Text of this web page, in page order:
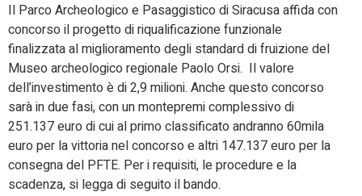
Il Parco Archeologico e Pasaggistico di Siracusa affida con
concorso il progetto di riqualificazione funzionale
finalizzata al miglioramento degli standard di fruizione del
Museo archeologico regionale Paolo Orsi. Il valore
dell’investimento è di 2,9 milioni. Anche questo concorso
sarà in due fasi, con un montepremi complessivo di
251.137 euro di cui al primo classificato andranno 60mila
euro per la vittoria nel concorso e altri 147.137 euro per la
consegna del PFTE. Per i requisiti, le procedure e la
scadenza, si legga di seguito il bando.